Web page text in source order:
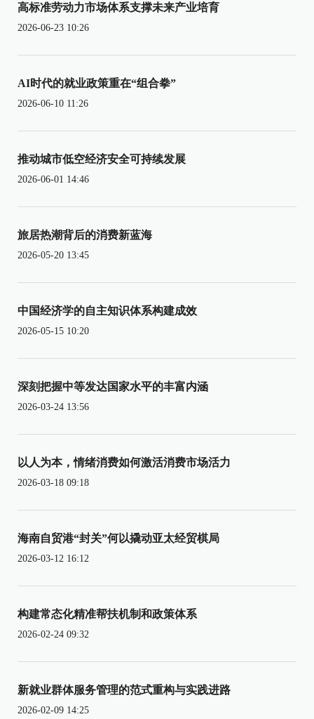
高标准劳动力市场体系支撑未来产业培育
2026-06-23 10:26
AI时代的就业政策重在“组合拳”
2026-06-10 11:26
推动城市低空经济安全可持续发展
2026-06-01 14:46
旅居热潮背后的消费新蓝海
2026-05-20 13:45
中国经济学的自主知识体系构建成效
2026-05-15 10:20
深刻把握中等发达国家水平的丰富内涵
2026-03-24 13:56
以人为本，情绪消费如何激活消费市场活力
2026-03-18 09:18
海南自贸港“封关”何以撬动亚太经贸棋局
2026-03-12 16:12
构建常态化精准帮扶机制和政策体系
2026-02-24 09:32
新就业群体服务管理的范式重构与实践进路
2026-02-09 14:25